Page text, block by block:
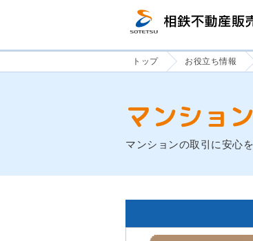
トップ お役立ち情報
マンション
マンションの取引に安心